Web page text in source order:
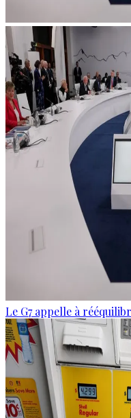
Le G7 appelle à